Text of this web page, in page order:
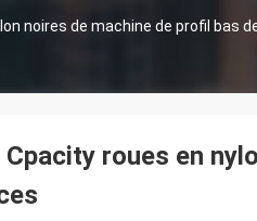
noires de machine de profil bas
roues en